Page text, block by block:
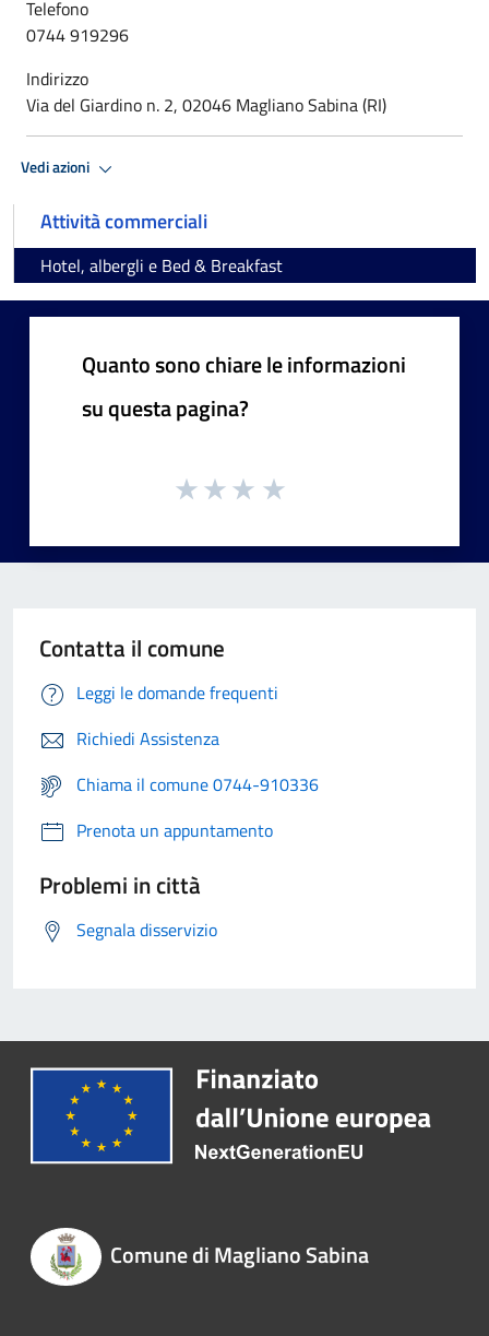
Telefono
0744 919296
Indirizzo
Via del Giardino n. 2, 02046 Magliano Sabina (RI)
Vedi azioni
Attività commerciali
Hotel, albergli e Bed & Breakfast
Quanto sono chiare le informazioni
su questa pagina?
Contatta il comune
Leggi le domande frequenti
Richiedi Assistenza
Chiama il comune 0744-910336
Prenota un appuntamento
Problemi in città
Segnala disservizio
Comune di Magliano Sabina